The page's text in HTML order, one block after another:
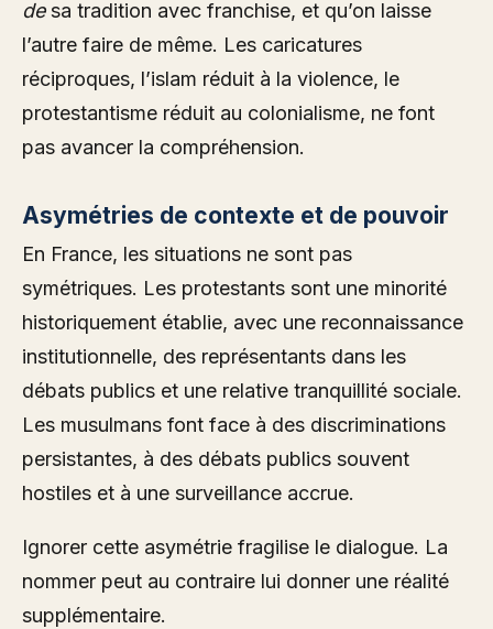
desa tradition avec franchise, et qu’on laisse
l’autre faire de même. Les caricatures
réciproques, l’islam réduit à la violence, le
protestantisme réduit au colonialisme, ne font
pas avancer la compréhension.
Asymétries de contexte et de pouvoir
En France, les situations ne sont pas
symétriques. Les protestants sont une minorité
historiquement établie, avec une reconnaissance
institutionnelle, des représentants dans les
débats publics et une relative tranquillité sociale.
Les musulmans font face à des discriminations
persistantes, à des débats publics souvent
hostiles et à une surveillance accrue.
Ignorer cette asymétrie fragilise le dialogue. La
nommer peut au contraire lui donner une réalité
supplémentaire.